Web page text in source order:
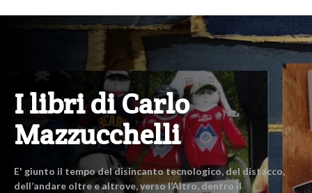
I libri di Carlo
Mazzucchelli
E' giunto il tempo del disincanto tecnologico, del distacco,
dell’andare oltre e altrove, verso l’Altro, dentro il